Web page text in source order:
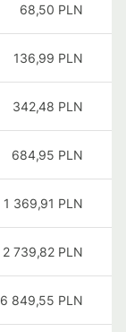
68,50 PLN
136,99 PLN
342,48 PLN
684,95 PLN
1 369,91 PLN
2 739,82 PLN
6 849,55 PLN